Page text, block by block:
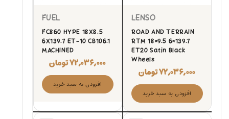
LENSO
ROAD AND TERRAIN
RTM 18×9.5 6×139.7
ET20 Satin Black
Wheels
۷۲,۰۳۶,۰۰۰تومان
افزودن به سبد خرید
FUEL
FC860 HYPE 18X8.5
6X139.7 ET-10 CB106.1
MACHINED
۷۲,۰۳۶,۰۰۰تومان
افزودن به سبد خرید